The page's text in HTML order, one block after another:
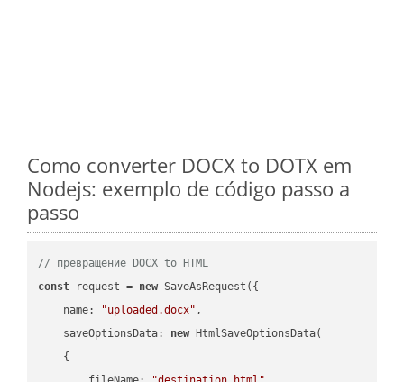
Como converter DOCX to DOTX em
Nodejs: exemplo de código passo a
passo
// превращение DOCX to HTML
const request = new SaveAsRequest({
name: "uploaded.docx" ,
saveOptionsData: new HtmlSaveOptionsData(
    {